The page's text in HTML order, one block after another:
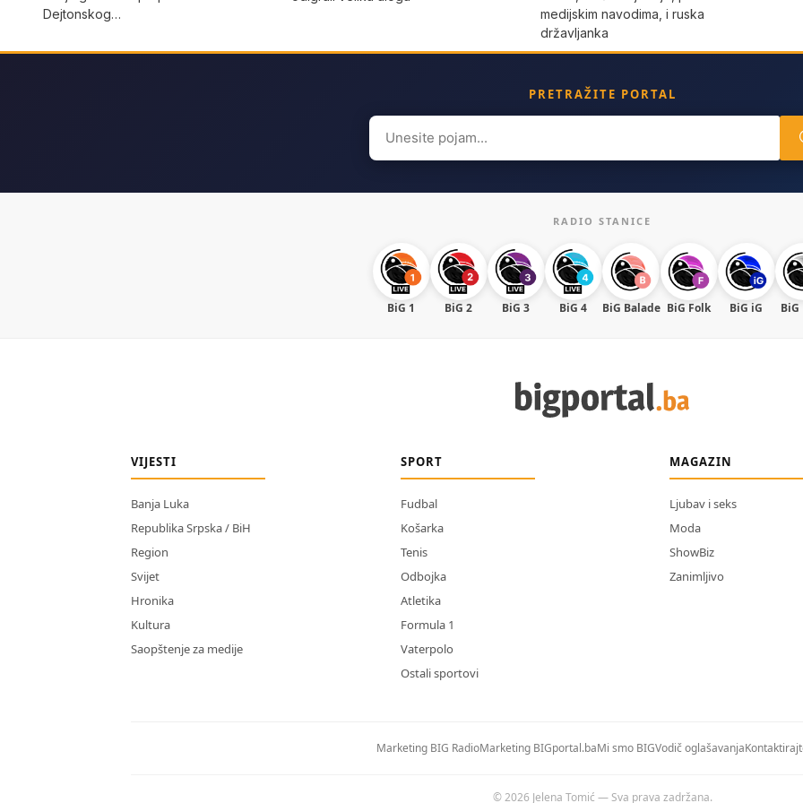
Dejtonskog…
medijskim navodima, i ruska
državljanka
PRETRAŽITE PORTAL
Search
for:
RADIO STANICE
BiG 1 BiG 2 BiG 3 BiG 4 BiG Balade BiG Folk BiG iG BiG
VIJESTI
Banja Luka
Republika Srpska / BiH
Region
Svijet
Hronika
Kultura
Saopštenje za medije
SPORT
Fudbal
Košarka
Tenis
Odbojka
Atletika
Formula 1
Vaterpolo
Ostali sportovi
MAGAZIN
Ljubav i seks
Moda
ShowBiz
Zanimljivo
Marketing BIG RadioMarketing BIGportal.baMi smo BIGVodič oglašavanja
© 2026 Jelena Tomić — Sva prava zadržana.